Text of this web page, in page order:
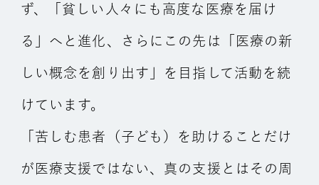
ず、「貧しい人々にも高度な医療を届け
る」へと進化、さらにこの先は「医療の新
しい概念を創り出す」を目指して活動を続
けています。
「苦しむ患者（子ども）を助けることだけ
が医療支援ではない、真の支援とはその周